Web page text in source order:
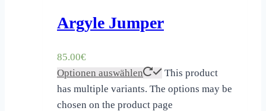
Argyle Jumper
85.00€
Optionen auswählen
This product
has multiple variants. The options may be
chosen on the product page